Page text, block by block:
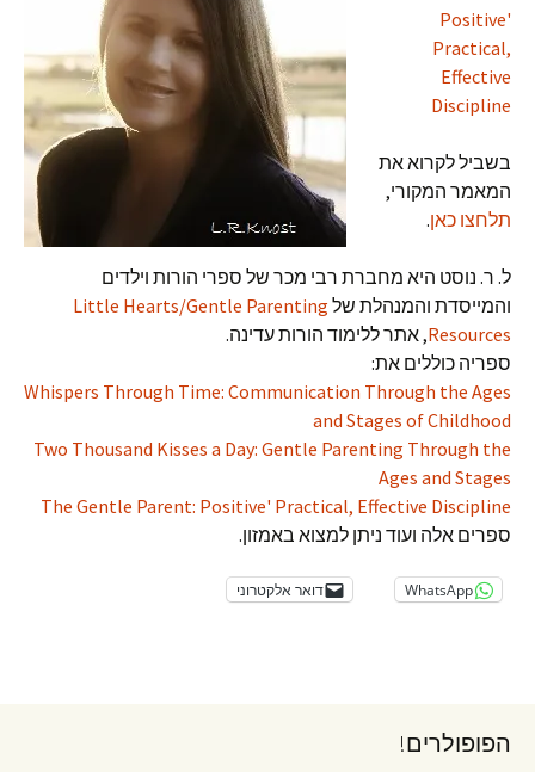
Positive'
Practical,
Effective
Discipline
בשביל לקרוא את
המאמר המקורי,
תלחצו כאן.
ל. ר. נוסט היא מחברת רבי מכר של ספרי הורות וילדים
והמייסדת והמנהלת של Little Hearts/Gentle Parenting
Resources, אתר ללימוד הורות עדינה.
ספריה כוללים את:
Whispers Through Time: Communication Through the Ages
and Stages of Childhood
Two Thousand Kisses a Day: Gentle Parenting Through the
Ages and Stages
The Gentle Parent: Positive' Practical, Effective Discipline
ספרים אלה ועוד ניתן למצוא באמזון.
WhatsApp דואר אלקטרוני
הפופולרים!